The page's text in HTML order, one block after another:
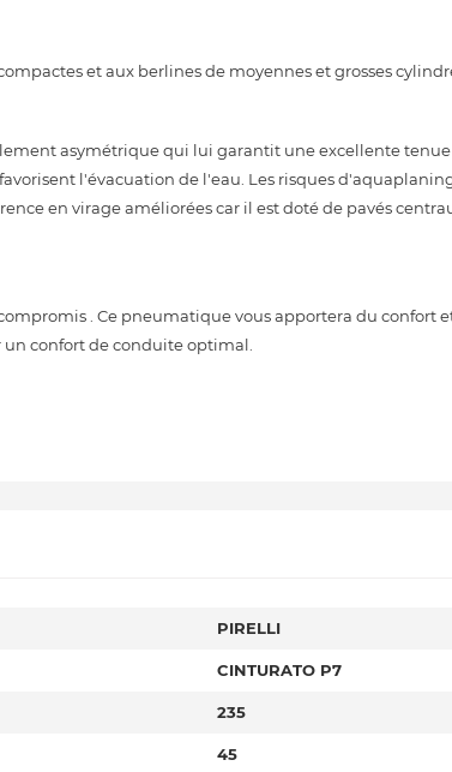
et aux berlines de moyennes et grosses
asymétrique qui lui garantit une excellente tenue
l'évacuation de l'eau. Les risques
en virage améliorées car il est doté de pavés
. Ce pneumatique vous apportera du confort
confort de conduite optimal.
PIRELLI
CINTURATO P7
235
45